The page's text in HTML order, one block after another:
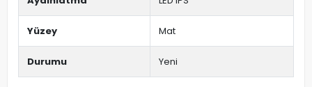
Yüzey Mat
Durumu Yeni